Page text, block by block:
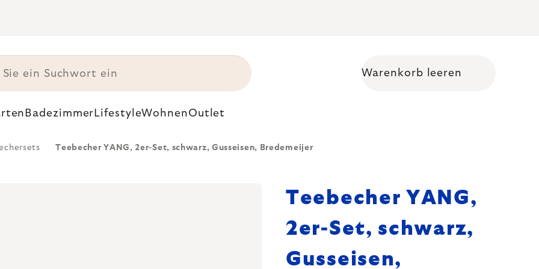
Warenkorb leeren
Badezimmer LifestyleWohnenOutlet
Teebecher YANG, 2er-Set, schwarz, Gusseisen, Bredemeijer
Teebecher YANG,
2er-Set, schwarz,
Gusseisen,